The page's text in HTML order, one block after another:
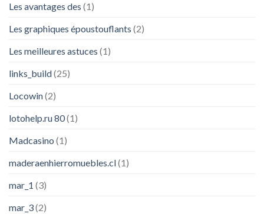
Les avantages des (1)
Les graphiques époustouflants (2)
Les meilleures astuces (1)
links_build(25)
Locowin(2)
lotohelp.ru 80(1)
Madcasino (1)
maderaenhierromuebles.cl(1)
mar_1 (3)
mar_3(2)